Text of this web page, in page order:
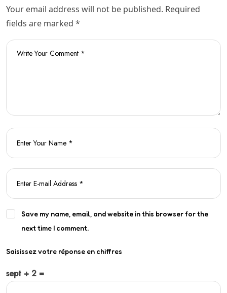
Your email address will not be published. Required
fields are marked *
Save my name, email, and website in this browser for the
next time I comment.
Saisissez votre réponse en chiffres
sept + 2 =